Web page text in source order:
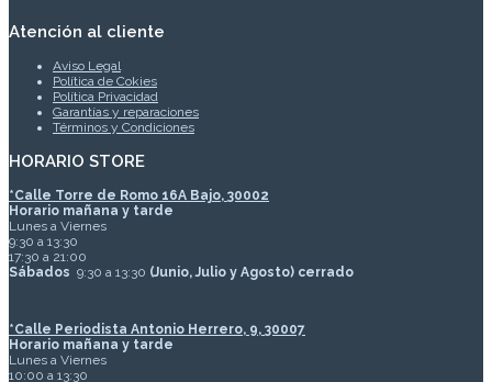
Atención al cliente
Aviso Legal
Política de Cokies
Política Privacidad
Garantías y reparaciones
Términos y Condiciones
HORARIO STORE
*Calle Torre de Romo 16A Bajo, 30002
Horario mañana y tarde
Lunes a Viernes
9:30 a 13:30
17:30 a 21:00
Sábados 9:30 a 13:30 (Junio, Julio y Agosto) cerrado
*Calle Periodista Antonio Herrero, 9, 30007
Horario mañana y tarde
Lunes a Viernes
10:00 a 13:30